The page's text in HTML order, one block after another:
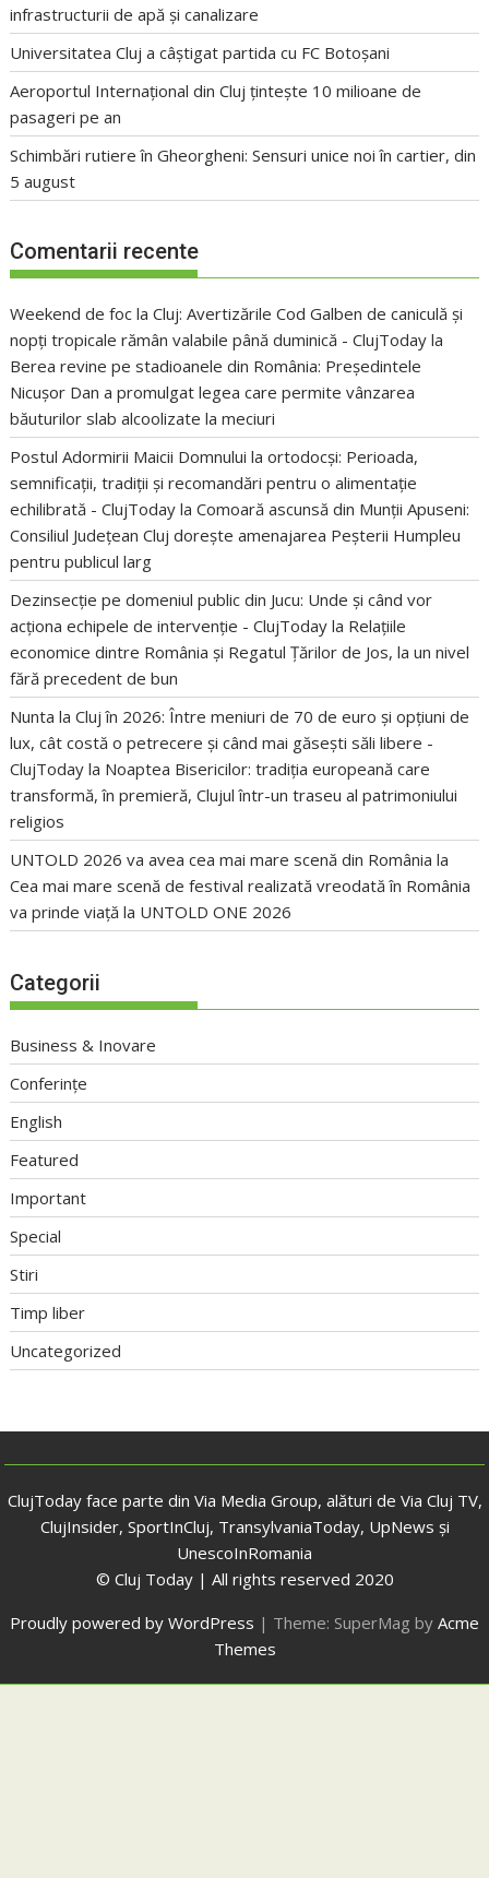
infrastructurii de apă și canalizare
Universitatea Cluj a câștigat partida cu FC Botoșani
Aeroportul Internațional din Cluj țintește 10 milioane de
pasageri pe an
Schimbări rutiere în Gheorgheni: Sensuri unice noi în cartier, din
5 august
Comentarii recente
Weekend de foc la Cluj: Avertizările Cod Galben de caniculă și
nopți tropicale rămân valabile până duminică - ClujToday la
Berea revine pe stadioanele din România: Președintele
Nicușor Dan a promulgat legea care permite vânzarea
băuturilor slab alcoolizate la meciuri
Postul Adormirii Maicii Domnului la ortodocși: Perioada,
semnificații, tradiții și recomandări pentru o alimentație
echilibrată - ClujToday laComoară ascunsă din Munții Apuseni:
Consiliul Județean Cluj dorește amenajarea Peșterii Humpleu
pentru publicul larg
Dezinsecție pe domeniul public din Jucu: Unde și când vor
acționa echipele de intervenție - ClujToday la Relațiile
economice dintre România și Regatul Țărilor de Jos, la un nivel
fără precedent de bun
Nunta la Cluj în 2026: Între meniuri de 70 de euro și opțiuni de
lux, cât costă o petrecere și când mai găsești săli libere -
ClujToday la Noaptea Bisericilor: tradiția europeană care
transformă, în premieră, Clujul într-un traseu al patrimoniului
religios
UNTOLD 2026 va avea cea mai mare scenă din România la
Cea mai mare scenă de festival realizată vreodată în România
va prinde viață la UNTOLD ONE 2026
Categorii
Business & Inovare
Conferințe
English
Featured
Important
Special
Stiri
Timp liber
Uncategorized
ClujToday face parte din Via Media Group, alături de Via Cluj TV,
ClujInsider, SportInCluj, TransylvaniaToday, UpNews și
UnescoInRomania
© Cluj Today | All rights reserved 2020
Proudly powered by WordPress | Theme: SuperMag by Acme
Themes